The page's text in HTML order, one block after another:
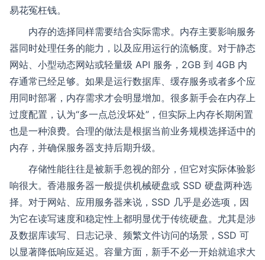
易花冤枉钱。
内存的选择同样需要结合实际需求。内存主要影响服务
器同时处理任务的能力，以及应用运行的流畅度。对于静态
网站、小型动态网站或轻量级 API 服务，2GB 到 4GB 内
存通常已经足够。如果是运行数据库、缓存服务或者多个应
用同时部署，内存需求才会明显增加。很多新手会在内存上
过度配置，认为“多一点总没坏处”，但实际上内存长期闲置
也是一种浪费。合理的做法是根据当前业务规模选择适中的
内存，并确保服务器支持后期升级。
存储性能往往是被新手忽视的部分，但它对实际体验影
响很大。香港服务器一般提供机械硬盘或 SSD 硬盘两种选
择。对于网站、应用服务器来说，SSD 几乎是必选项，因
为它在读写速度和稳定性上都明显优于传统硬盘。尤其是涉
及数据库读写、日志记录、频繁文件访问的场景，SSD 可
以显著降低响应延迟。容量方面，新手不必一开始就追求大